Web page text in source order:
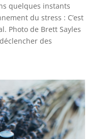
quelques instants
du stress : C’est
Photo de Brett Sayles
des